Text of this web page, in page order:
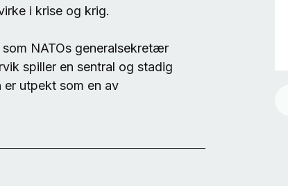
i krise og krig.
NATOs generalsekretær
spiller en sentral og stadig
er utpekt som en av